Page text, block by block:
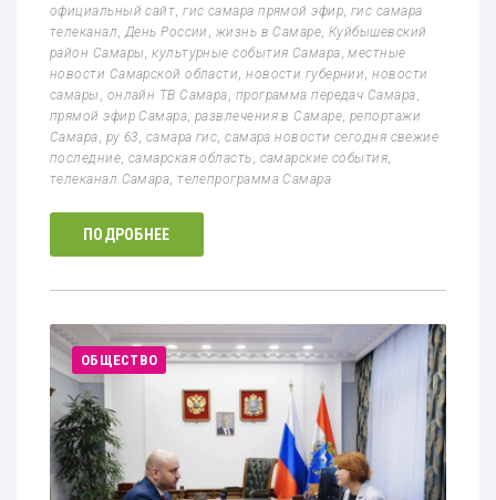
официальный сайт,гис самара прямой эфир, гис самара
телеканал, День России , жизнь в Самаре,Куйбышевский
район Самары,культурные события Самара,местные
новости Самарской области,новости губернии,новости
самары , онлайн ТВ Самара, программа передач Самара,
прямой эфир Самара,развлечения в Самаре, репортажи
Самара, ру 63, самара гис,самара новости сегодня свежие
последние, самарская область, самарские события,
телеканал Самара,телепрограмма Самара
ПОДРОБНЕЕ
ОБЩЕСТВО